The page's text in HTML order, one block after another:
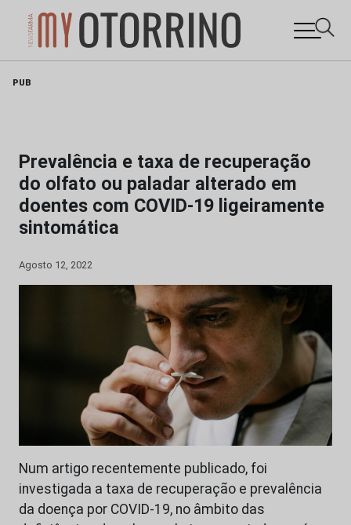
PUB
Prevalência e taxa de recuperação
do olfato ou paladar alterado em
doentes com COVID-19 ligeiramente
sintomática
Agosto 12, 2022
Num artigo recentemente publicado, foi
investigada a taxa de recuperação e prevalência
da doença por COVID-19, no âmbito das